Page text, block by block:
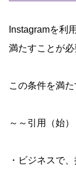
Instagramを利
満たすことが必
この条件を満
～～引用（始）
・ビジネスで